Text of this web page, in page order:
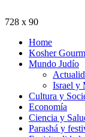
728 x 90
Home
Kosher
Mundo Judío
Israel y
Cultura y
Economía
Ciencia y
Parashá y